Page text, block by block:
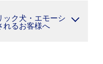
ック犬・エモーシ
れるお客様へ